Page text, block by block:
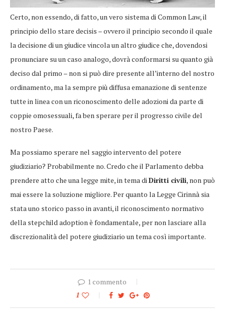
Certo, non essendo, di fatto, un vero sistema di Common Law, il
principio dello stare decisis – ovvero il principio secondo il quale
la decisione di un giudice vincola un altro giudice che, dovendosi
pronunciare su un caso analogo, dovrà conformarsi su quanto già
deciso dal primo – non si può dire presente all’interno del nostro
ordinamento, ma la sempre più diffusa emanazione di sentenze
tutte in linea con un riconoscimento delle adozioni da parte di
coppie omosessuali, fa ben sperare per il progresso civile del
nostro Paese.
Ma possiamo sperare nel saggio intervento del potere
giudiziario? Probabilmente no. Credo che il Parlamento debba
prendere atto che una legge mite, in tema diDiritti civili, non può
mai essere la soluzione migliore. Per quanto la Legge Cirinnà sia
stata uno storico passo in avanti, il riconoscimento normativo
della stepchild adoption è fondamentale, per non lasciare alla
discrezionalità del potere giudiziario un tema così importante.
1 commento
1